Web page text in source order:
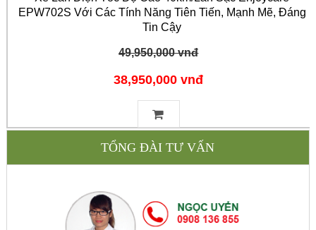
EPW702S Với Các Tính Năng Tiên Tiến, Mạnh Mẽ, Đáng
Tin Cậy
49,950,000 vnđ
38,950,000 vnđ
TỔNG ĐÀI TƯ VẤN